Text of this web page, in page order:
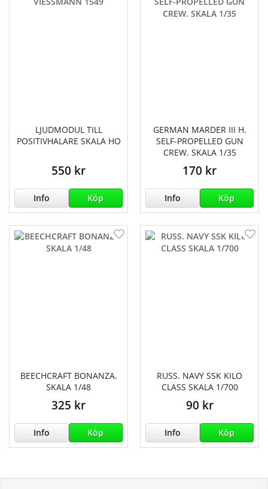
LJUDMODUL TILL
POSITIVHALARE SKALA HO
550 kr
Info Köp
GERMAN MARDER III H.
SELF-PROPELLED GUN
CREW. SKALA 1/35
170 kr
Info Köp
BEECHCRAFT BONANZA.
SKALA 1/48
325 kr
Info Köp
RUSS. NAVY SSK KILO
CLASS SKALA 1/700
90 kr
Info Köp